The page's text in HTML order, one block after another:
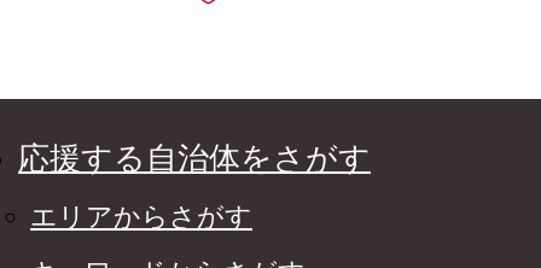
応援する自治体をさがす
エリアからさがす